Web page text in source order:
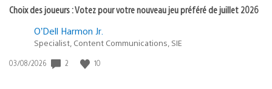
Choix des joueurs : Votez pour votre nouveau jeu préféré de juillet 2026
O’Dell Harmon Jr.
Specialist, Content Communications, SIE
Date
03/08/2026 2 10